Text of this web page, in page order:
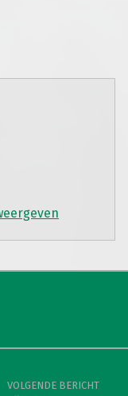
VOLGENDE BERICHT